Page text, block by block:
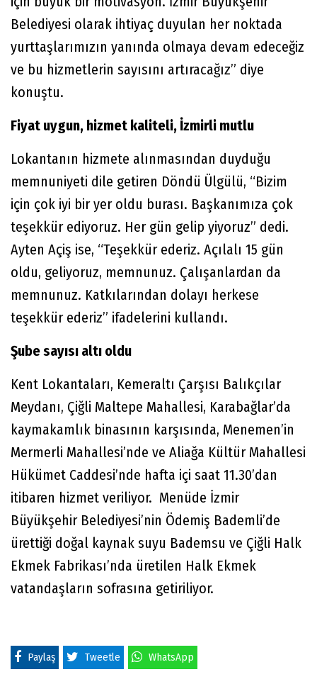
Belediyesi olarak ihtiyaç duyulan her noktada
yurttaşlarımızın yanında olmaya devam edeceğiz
ve bu hizmetlerin sayısını artıracağız” diye
konuştu.
Fiyat uygun, hizmet kaliteli, İzmirli mutlu
Lokantanın hizmete alınmasından duyduğu
memnuniyeti dile getiren Döndü Ülgülü, “Bizim
için çok iyi bir yer oldu burası. Başkanımıza çok
teşekkür ediyoruz. Her gün gelip yiyoruz” dedi.
Ayten Açiş ise, “Teşekkür ederiz. Açılalı 15 gün
oldu, geliyoruz, memnunuz. Çalışanlardan da
memnunuz. Katkılarından dolayı herkese
teşekkür ederiz” ifadelerini kullandı.
Şube sayısı altı oldu
Kent Lokantaları, Kemeraltı Çarşısı Balıkçılar
Meydanı, Çiğli Maltepe Mahallesi, Karabağlar’da
kaymakamlık binasının karşısında, Menemen’in
Mermerli Mahallesi’nde ve Aliağa Kültür Mahallesi
Hükümet Caddesi’nde hafta içi saat 11.30’dan
itibaren hizmet veriliyor. Menüde İzmir
Büyükşehir Belediyesi’nin Ödemiş Bademli’de
ürettiği doğal kaynak suyu Bademsu ve Çiğli Halk
Ekmek Fabrikası’nda üretilen Halk Ekmek
vatandaşların sofrasına getiriliyor.
Paylaş Tweetle WhatsApp